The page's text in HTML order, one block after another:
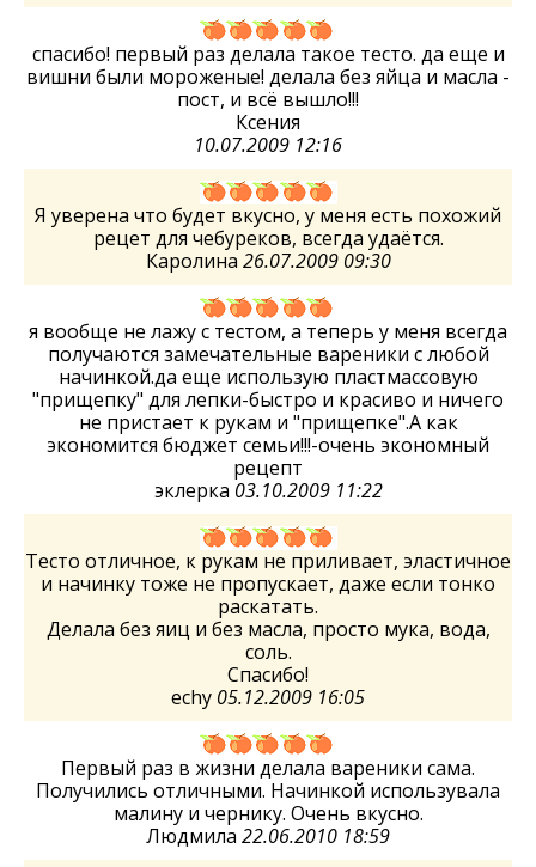
спасибо! первый раз делала такое тесто. да еще и
вишни были мороженые! делала без яйца и масла -
пост, и всё вышло!!!
Ксения
10.07.2009 12:16
Я уверена что будет вкусно, у меня есть похожий
рецет для чебуреков, всегда удаётся.
Каролина 26.07.2009 09:30
я вообще не лажу с тестом, а теперь у меня всегда
получаются замечательные вареники с любой
начинкой.да еще использую пластмассовую
"прищепку" для лепки-быстро и красиво и ничего
не пристает к рукам и "прищепке".А как
экономится бюджет семьи!!!-очень экономный
рецепт
эклерка 03.10.2009 11:22
Тесто отличное, к рукам не приливает, эластичное
и начинку тоже не пропускает, даже если тонко
раскатать.
Делала без яиц и без масла, просто мука, вода,
соль.
Спасибо!
echy 05.12.2009 16:05
Первый раз в жизни делала вареники сама.
Получились отличными. Начинкой использувала
малину и чернику. Очень вкусно.
Людмила 22.06.2010 18:59